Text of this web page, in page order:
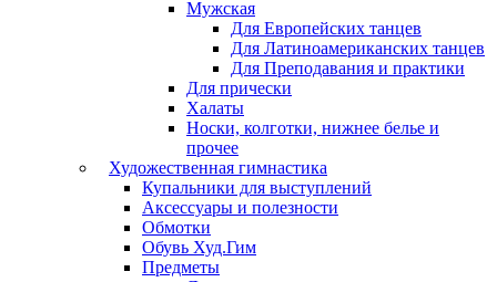
Мужская
Для Европейских танцев
Для Латиноамериканских танцев
Для Преподавания и практики
Для прически
Халаты
Носки, колготки, нижнее белье и
прочее
Художественная гимнастика
Купальники для выступлений
Аксессуары и полезности
Обмотки
Обувь Худ.Гим
Предметы